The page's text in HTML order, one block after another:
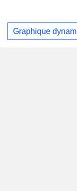
Graphique